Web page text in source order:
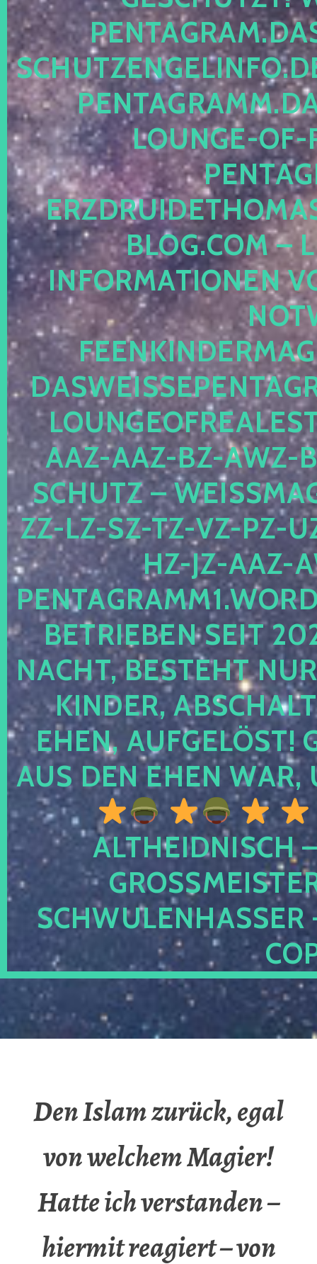
OUNGE-OF-
LOG.COM –
NFORMATIONEN
AZ-AAZ-BZ-AWZ-
CHUTZ –
-LZ-SZ-TZ-VZ-PZ-UZ-
-JZ-AAZ-
TRIEBEN SEIT 2024
CHT, BESTEHT NUR
NDER,
EN, AUFGELÖST!
S DEN EHEN WAR,
ALTHEIDNISCH
CHWULENHASSER
Den Islam zurück, egal
von welchem Magier!
Hatte ich verstanden –
hiermit reagiert – von